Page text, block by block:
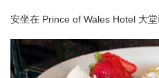
安坐在 Prince of Wales Hotel 大